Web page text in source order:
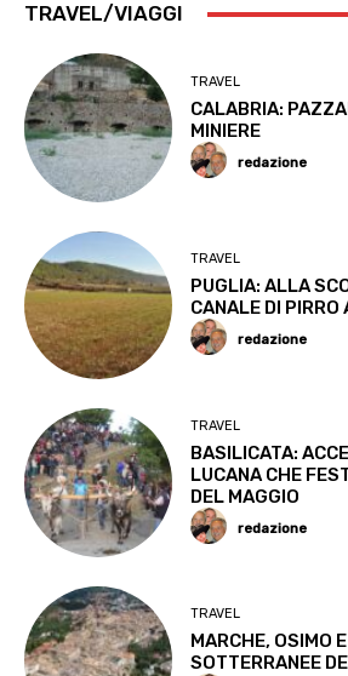
TRAVEL/VIAGGI
TRAVEL
CALABRIA:
MINIERE
redazione
TRAVEL
PUGLIA: ALLA
CANALE DI PIRRO
redazione
TRAVEL
BASILICATA:
LUCANA CHE
DEL MAGGIO
redazione
TRAVEL
MARCHE, OSIMO
SOTTERRANEE